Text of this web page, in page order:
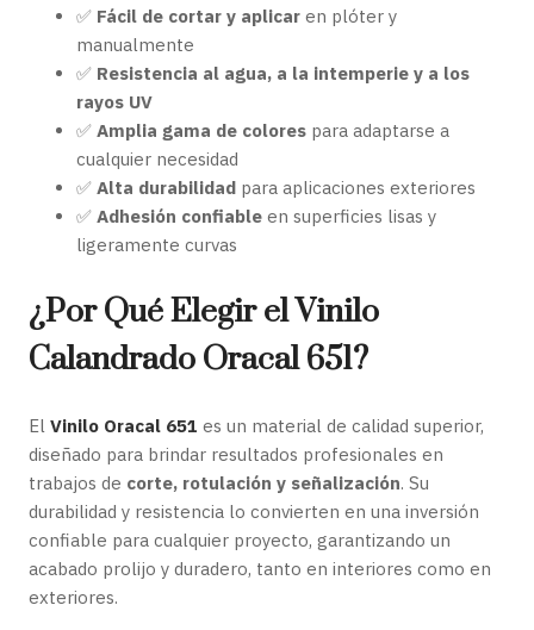
✅ Fácil de cortar y aplicar en plóter y
manualmente
✅ Resistencia al agua, a la intemperie y a los
rayos UV
✅ Amplia gama de colores para adaptarse a
cualquier necesidad
✅ Alta durabilidad para aplicaciones exteriores
✅ Adhesión confiable en superficies lisas y
ligeramente curvas
¿Por Qué Elegir el Vinilo
Calandrado Oracal 651?
El Vinilo Oracal 651 es un material de calidad superior,
diseñado para brindar resultados profesionales en
trabajos de corte, rotulación y señalización. Su
durabilidad y resistencia lo convierten en una inversión
confiable para cualquier proyecto, garantizando un
acabado prolijo y duradero, tanto en interiores como en
exteriores.